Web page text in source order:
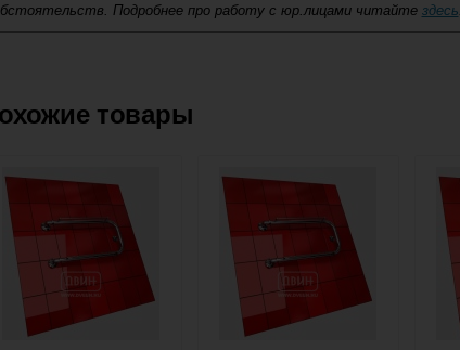
Подробнее про работу с юр.лицами читайте здесь
сантехники по Москве и Московской области
на этаж.
платная
способы оплаты:
Интернет-деньгами (Yandex-деньги, Web-money, Qiwi-
Безналичный расчёт (возможно и с НДС)
подробнее...
товары